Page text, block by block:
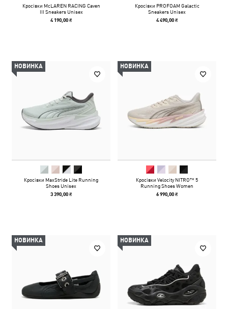
Кросівки McLAREN RACING Caven
III Sneakers Unisex
4 190,00 ₴
Кросівки PROFOAM Galactic
Sneakers Unisex
4 490,00 ₴
НОВИНКА
Кросівки MaxStride Lite Running
Shoes Unisex
3 390,00 ₴
НОВИНКА
Кросівки Velocity NITRO™ 5
Running Shoes Women
6 990,00 ₴
НОВИНКА НОВИНКА